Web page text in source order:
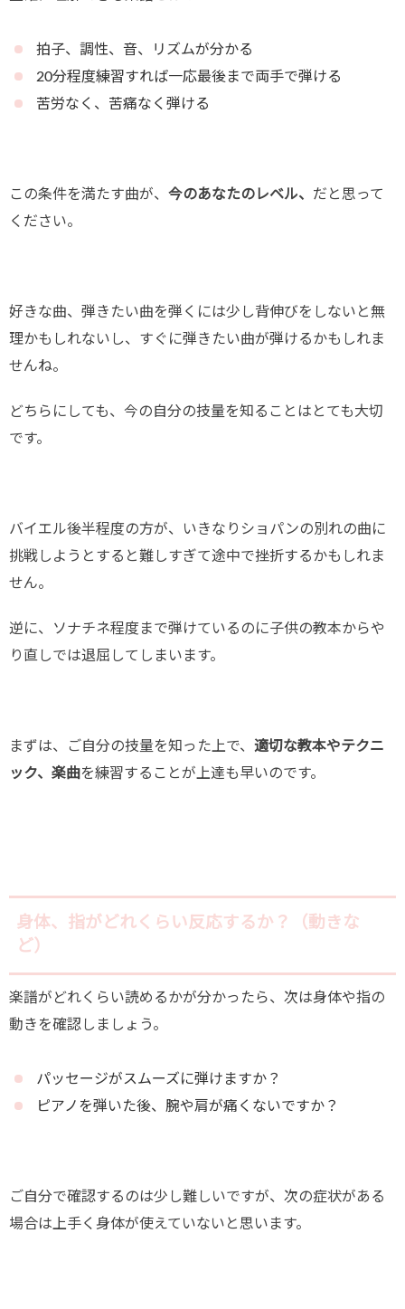
拍子、調性、音、リズムが分かる
20分程度練習すれば一応最後まで両手で弾ける
苦労なく、苦痛なく弾ける
この条件を満たす曲が、 今のあなたのレベル、 だと思って
ください。
好きな曲、弾きたい曲を弾くには少し背伸びをしないと無
理かもしれないし、すぐに弾きたい曲が弾けるかもしれま
せんね。
どちらにしても、今の自分の技量を知ることはとても大切
です。
バイエル後半程度の方が、いきなりショパンの別れの曲に
挑戦しようとすると難しすぎて途中で挫折するかもしれま
せん。
逆に、ソナチネ程度まで弾けているのに子供の教本からや
り直しでは退屈してしまいます。
まずは、ご自分の技量を知った上で、 適切な教本やテクニ
ック、楽曲を練習することが上達も早いのです。
身体、指がどれくらい反応するか？（動きな
ど）
楽譜がどれくらい読めるかが分かったら、次は身体や指の
動きを確認しましょう。
パッセージがスムーズに弾けますか？
ピアノを弾いた後、腕や肩が痛くないですか？
ご自分で確認するのは少し難しいですが、次の症状がある
場合は上手く身体が使えていないと思います。